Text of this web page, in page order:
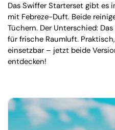
Das Swiffer Starterset gibt es
mit Febreze-Duft. Beide
Tüchern. Der Unterschied:
für frische Raumluft.
einsetzbar – jetzt beide
entdecken!